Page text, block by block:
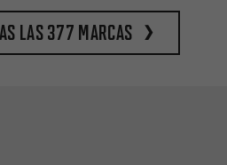
las 377 marcas